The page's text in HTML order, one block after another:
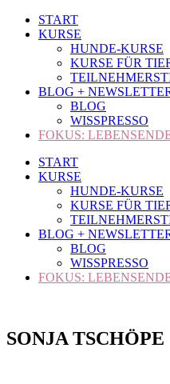
START
KURSE
HUNDE-KURSE
KURSE FÜR
BLOG +
BLOG
WISSPRESSO
FOKUS:
START
KURSE
HUNDE-KURSE
KURSE FÜR
BLOG +
BLOG
WISSPRESSO
FOKUS:
SONJA TSCHÖPE